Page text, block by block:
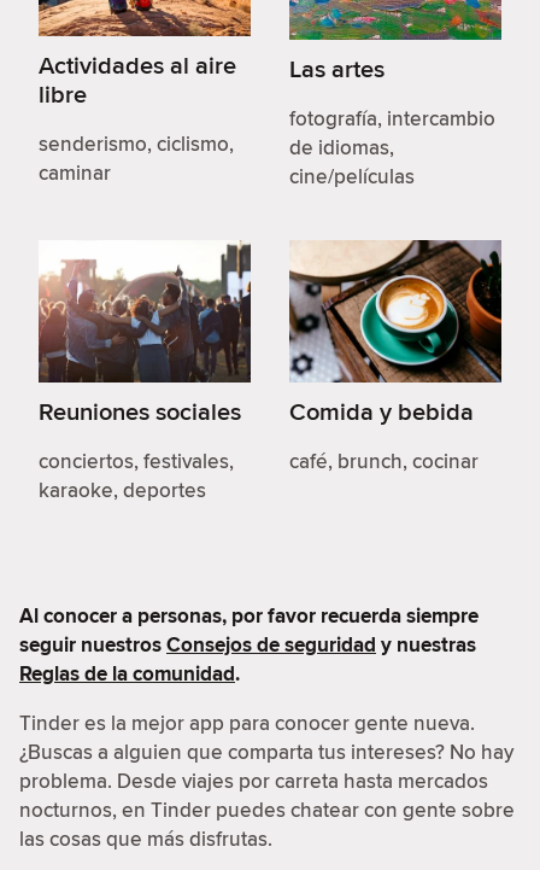
Actividades al aire
libre
senderismo, ciclismo,
caminar
Las artes
fotografía, intercambio
de idiomas,
cine/películas
Reuniones sociales
conciertos, festivales,
karaoke, deportes
Comida y bebida
café, brunch, cocinar
Al conocer a personas, por favor recuerda siempre
seguir nuestrosConsejos de seguridad y nuestras
Reglas de la comunidad.
Tinder es la mejor app para conocer gente nueva.
¿Buscas a alguien que comparta tus intereses? No hay
problema. Desde viajes por carreta hasta mercados
nocturnos, en Tinder puedes chatear con gente sobre
las cosas que más disfrutas.